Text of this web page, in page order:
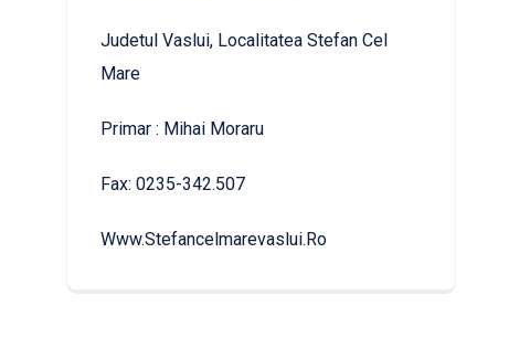
Judetul Vaslui, Localitatea Stefan Cel
Mare
Primar : Mihai Moraru
Fax: 0235-342.507
Www.stefancelmarevaslui.ro